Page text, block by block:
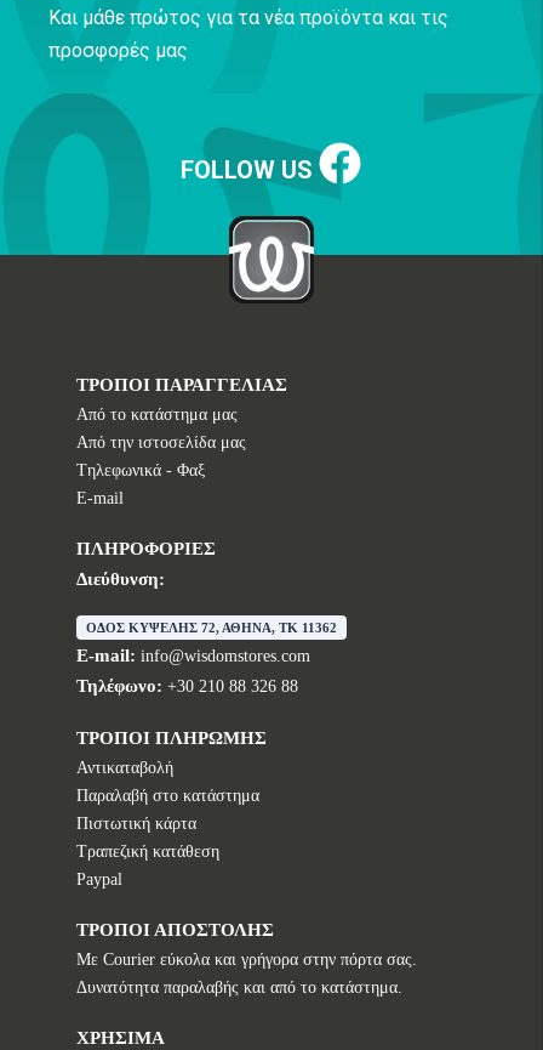
Και μάθε πρώτος για τα νέα προϊόντα και τις
προσφορές μας
FOLLOW US
ΤΡΟΠΟΙ ΠΑΡΑΓΓΕΛΙΑΣ
Από το κατάστημα μας
Από την ιστοσελίδα μας
Tηλεφωνικά - Φαξ
E-mail
ΠΛΗΡΟΦΟΡΙΕΣ
Διεύθυνση:
ΟΔΟΣ ΚΥΨΕΛΗΣ 72, ΑΘΗΝΑ, TK 11362
E-mail: info@wisdomstores.com
Τηλέφωνο: +30 210 88 326 88
ΤΡΟΠΟΙ ΠΛΗΡΩΜΗΣ
Αντικαταβολή
Παραλαβή στο κατάστημα
Πιστωτική κάρτα
Τραπεζική κατάθεση
Paypal
ΤΡΟΠΟΙ ΑΠΟΣΤΟΛΗΣ
Με Courier εύκολα και γρήγορα στην πόρτα σας.
Δυνατότητα παραλαβής και από το κατάστημα.
ΧΡΗΣΙΜΑ